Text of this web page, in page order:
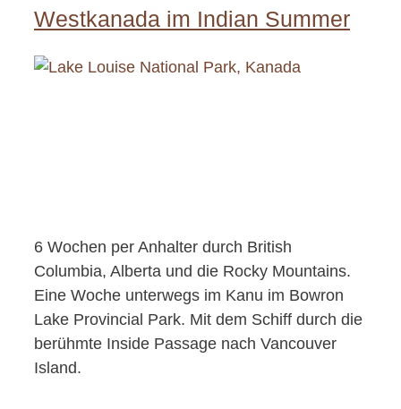
Westkanada im Indian Summer
6 Wochen per Anhalter durch British
Columbia, Alberta und die Rocky Mountains.
Eine Woche unterwegs im Kanu im Bowron
Lake Provincial Park. Mit dem Schiff durch die
berühmte Inside Passage nach Vancouver
Island.